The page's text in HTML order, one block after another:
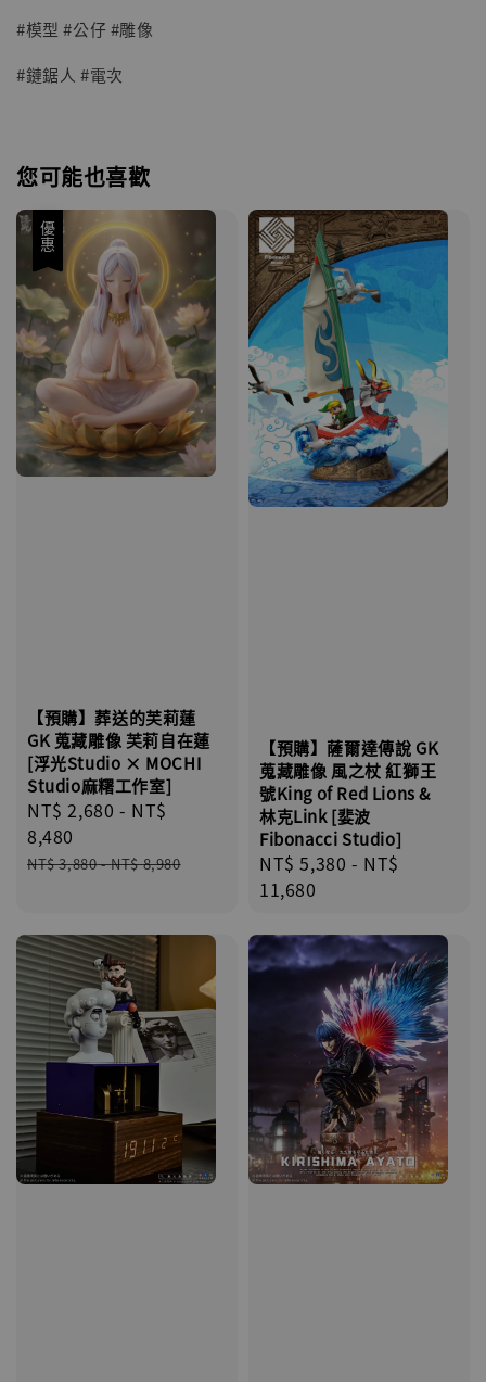
#模型 #公仔 #雕像
#鏈鋸人 #電次
您可能也喜歡
優惠
【預購】葬送的芙莉蓮
GK 蒐藏雕像 芙莉自在蓮
[浮光Studio × MOCHI
Studio麻糬工作室]
Sale
price
NT$ 2,680 - NT$
8,480
Regular
NT$ 3,880-NT$ 8,980
【預購】薩爾達傳說 GK
蒐藏雕像 風之杖 紅獅王
號King of Red Lions &
林克Link [婓波
Fibonacci Studio]
Regular
price
NT$ 5,380 - NT$
11,680